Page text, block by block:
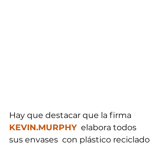
Hay que destacar que la firma
KEVIN.MURPHY
  elabora todos
sus envases  con plástico reciclado